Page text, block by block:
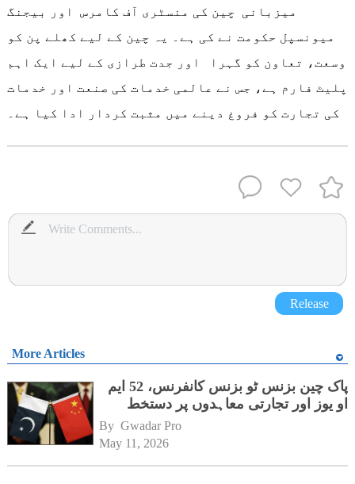
میزبانی چین کی منسٹری آف کامرس اور بیجنگ
میونسپل حکومت نے کی ہے۔ یہ چین کے لیے کھلے پن کو
وسعت، تعاون کو گہرا اور جدت طرازی کے لیے ایک اہم
پلیٹ فارم ہے، جس نے عالمی خدمات کی صنعت اور خدمات
کی تجارت کو فروغ دینے میں مثبت کردار ادا کیا ہے۔
Release
More Articles
پاک چین بزنس ٹو بزنس کانفرنس، 52 ایم
او یوز اور تجارتی معاہدوں پر دستخط
By Gwadar Pro
May 11, 2026